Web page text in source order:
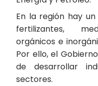
En la región hay
fertilizantes,
orgánicos e
Por ello, el
de desarrollar
sectores.